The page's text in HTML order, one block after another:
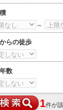
～
らの徒歩
数
1件が